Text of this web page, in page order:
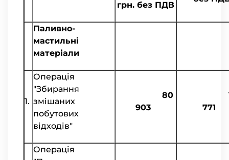
грн. без ПДВ
Паливно-
мастильні
матеріали
1.
Операція
"Збирання
змішаних
побутових
відходів"
80
903
771
Операція